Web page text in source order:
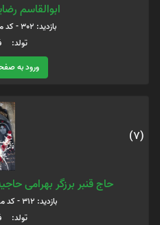
ابوالقاسم
بازدید: 302 - کد متوفی: 24508
تولد:
ورود به
(7)
حاج قنبر برزگر بهرامى
بازدید: 312 - کد متوفی: 24525
تولد: